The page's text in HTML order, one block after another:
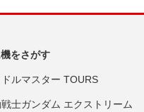
をさがす
ルマスター TOURS
士ガンダム エクストリーム